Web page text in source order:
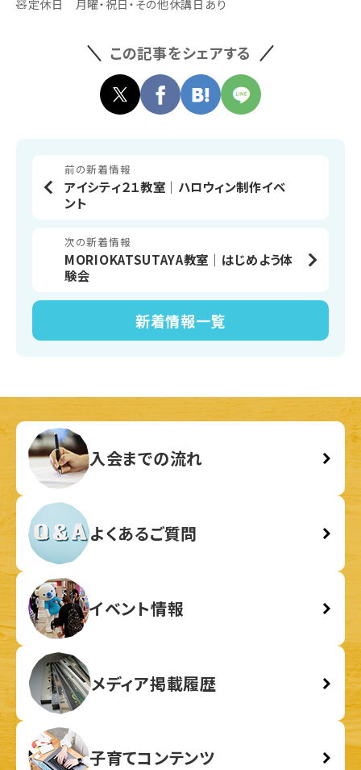
🧸定休日 月曜・祝日・その他休講日あり
この記事をシェアする
前の新着情報
アイシティ２１教室│ハロウィン制作イベ
ント
新着情報一覧
次の新着情報
MORIOKATSUTAYA教室│はじめよう体
験会
入会までの流れ
よくあるご質問
イベント情報
メディア掲載履歴
子育てコンテンツ